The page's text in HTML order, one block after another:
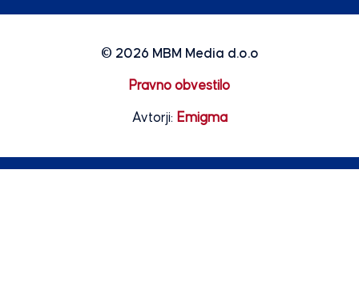
© 2026 MBM Media d.o.o
Pravno obvestilo
Avtorji: Emigma